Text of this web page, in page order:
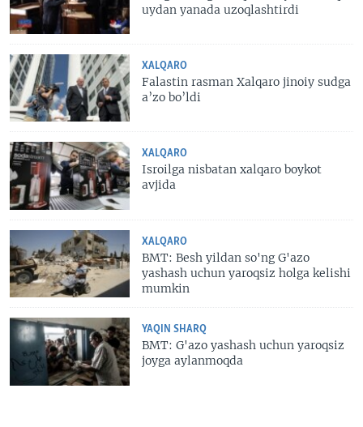
uydan yanada uzoqlashtirdi
XALQARO
Falastin rasman Xalqaro jinoiy sudga
a’zo bo’ldi
XALQARO
Isroilga nisbatan xalqaro boykot
avjida
XALQARO
BMT: Besh yildan so'ng G'azo
yashash uchun yaroqsiz holga kelishi
mumkin
YAQIN SHARQ
BMT: G'azo yashash uchun yaroqsiz
joyga aylanmoqda